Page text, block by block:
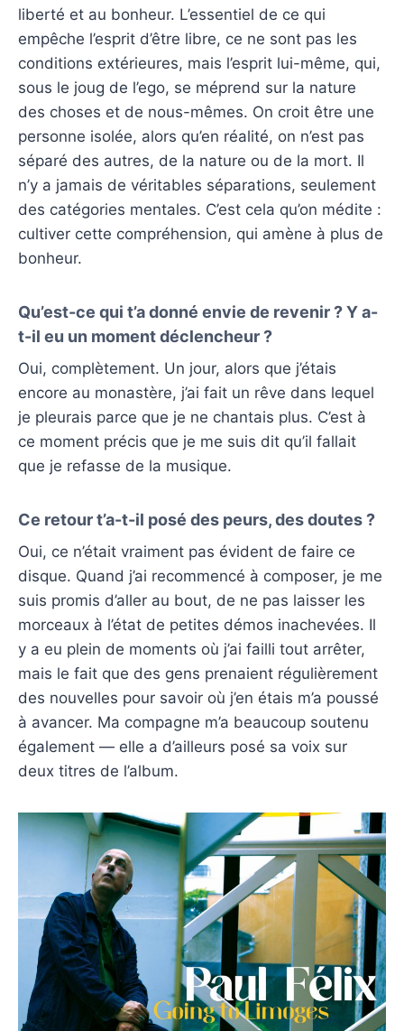
liberté et au bonheur. L’essentiel de ce qui
empêche l’esprit d’être libre, ce ne sont pas les
conditions extérieures, mais l’esprit lui-même, qui,
sous le joug de l’ego, se méprend sur la nature
des choses et de nous-mêmes. On croit être une
personne isolée, alors qu’en réalité, on n’est pas
séparé des autres, de la nature ou de la mort. Il
n’y a jamais de véritables séparations, seulement
des catégories mentales. C’est cela qu’on médite :
cultiver cette compréhension, qui amène à plus de
bonheur.
Qu’est-ce qui t’a donné envie de revenir ? Y a-
t-il eu un moment déclencheur ?
Oui, complètement. Un jour, alors que j’étais
encore au monastère, j’ai fait un rêve dans lequel
je pleurais parce que je ne chantais plus. C’est à
ce moment précis que je me suis dit qu’il fallait
que je refasse de la musique.
Ce retour t’a-t-il posé des peurs, des doutes ?
Oui, ce n’était vraiment pas évident de faire ce
disque. Quand j’ai recommencé à composer, je me
suis promis d’aller au bout, de ne pas laisser les
morceaux à l’état de petites démos inachevées. Il
y a eu plein de moments où j’ai failli tout arrêter,
mais le fait que des gens prenaient régulièrement
des nouvelles pour savoir où j’en étais m’a poussé
à avancer. Ma compagne m’a beaucoup soutenu
également — elle a d’ailleurs posé sa voix sur
deux titres de l’album.